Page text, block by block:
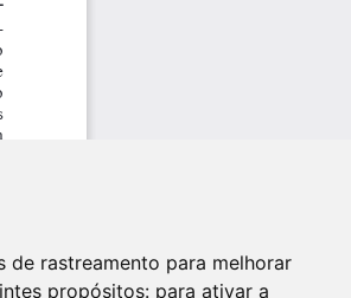
rastreamento para melhorar
propósitos: para ativar a